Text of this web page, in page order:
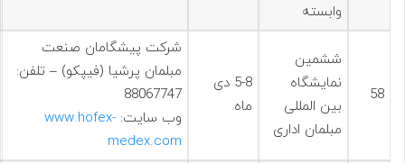
وابسته
58
ششمين
نمایشگاه
بین المللی
مبلمان اداری
5-8 دی
ماه
شرکت پیشگامان صنعت
مبلمان پرشیا (فیپکو) – تلفن:
88067747
وب سایت: www.hofex-
medex.com